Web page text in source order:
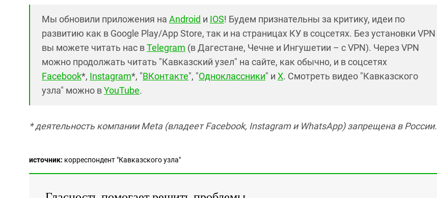
Мы обновили приложения на Android и IOS! Будем признательны за критику, идеи по
развитию как в Google Play/App Store, так и на страницах КУ в соцсетях. Без установки VPN
вы можете читать нас вTelegram (в Дагестане, Чечне и Ингушетии – с VPN). Через VPN
можно продолжать читать "Кавказский узел" на сайте, как обычно, и в соцсетях
Facebook*, Instagram*, "ВКонтакте", "Одноклассники" и X. Смотреть видео "Кавказского
узла" можно вYouTube.
* деятельность компании Meta (владеет Facebook, Instagram и WhatsApp) запрещена в России.
источник: корреспондент "Кавказского узла"